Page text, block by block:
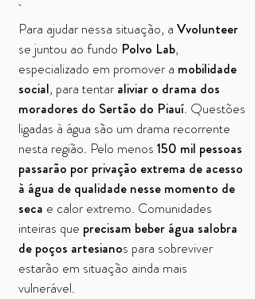
Para ajudar nessa situação, a Vvolunteer
se juntou ao fundo Polvo Lab,
especializado em promover a mobilidade
social, para tentar aliviar o drama dos
moradores do Sertão do Piauí. Questões
ligadas à água são um drama recorrente
nesta região. Pelo menos 150 mil pessoas
passarão por privação extrema de acesso
à água de qualidade nesse momento de
seca e calor extremo. Comunidades
inteiras que precisam beber água salobra
de poços artesianos para sobreviver
estarão em situação ainda mais
vulnerável.